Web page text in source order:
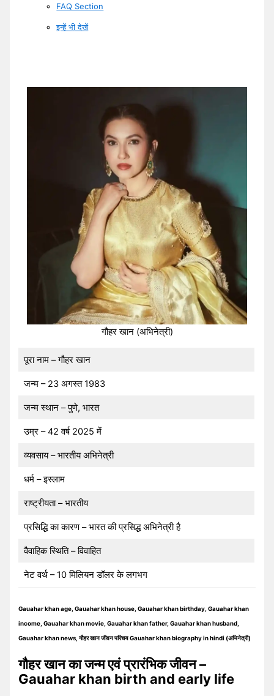
FAQ Section
इन्हें भी देखें
गौहर खान (अभिनेत्री)
पूरा नाम – गौहर खान
जन्म – 23 अगस्त 1983
जन्म स्थान – पुणे, भारत
उम्र – 42 वर्ष 2025 में
व्यवसाय – भारतीय अभिनेत्री
धर्म – इस्लाम
राष्ट्रीयता – भारतीय
प्रसिद्धि का कारण – भारत की प्रसिद्ध अभिनेत्री है
वैवाहिक स्थिति – विवाहित
नेट वर्थ – 10 मिलियन डॉलर के लगभग
Gauahar khan age, Gauahar khan house, Gauahar khan birthday, Gauahar khan
income, Gauahar khan movie, Gauahar khan father, Gauahar khan husband,
Gauahar khan news, गौहर खान जीवन परिचय Gauahar khan biography in hindi (अभिनेत्री)
गौहर खान का जन्म एवं प्रारंभिक जीवन –
Gauahar khan birth and early life